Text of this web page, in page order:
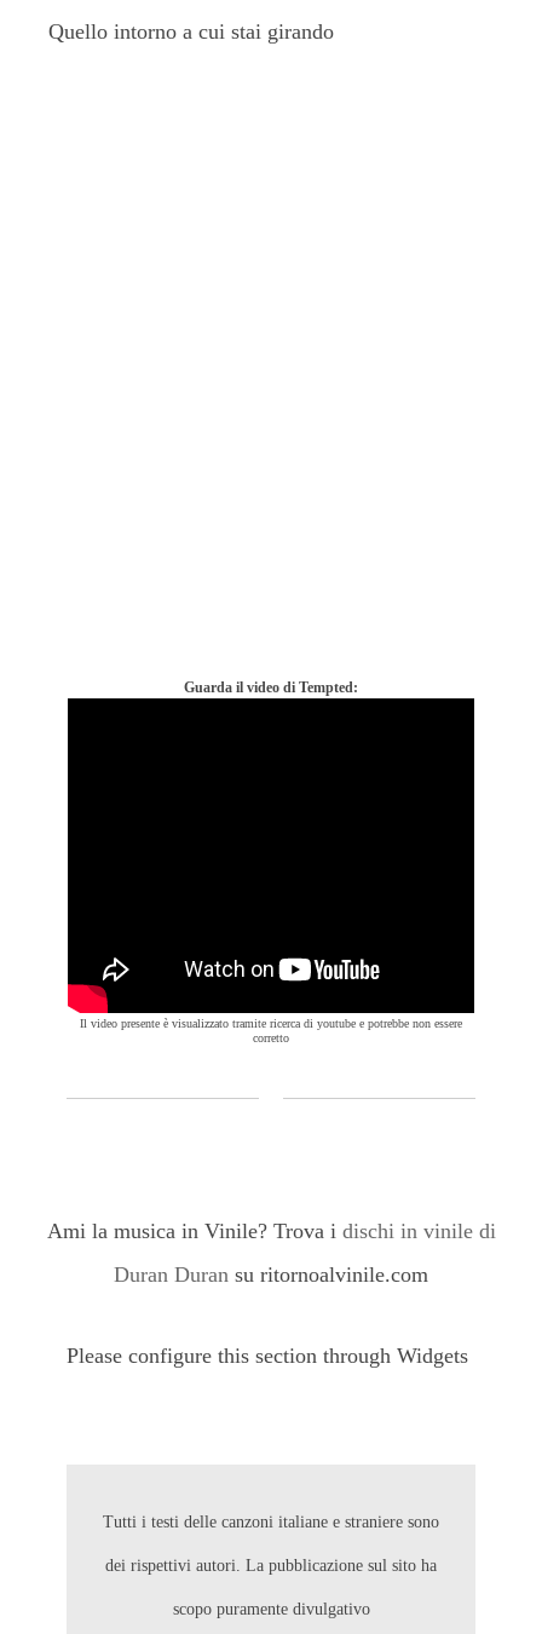
Quello intorno a cui stai girando
Guarda il video di Tempted:
Il video presente è visualizzato tramite ricerca di youtube e potrebbe non essere
corretto
Ami la musica in Vinile? Trova i dischi in vinile di
Duran Duran su ritornoalvinile.com
Please configure this section through Widgets
Tutti i testi delle canzoni italiane e straniere sono
dei rispettivi autori. La pubblicazione sul sito ha
scopo puramente divulgativo